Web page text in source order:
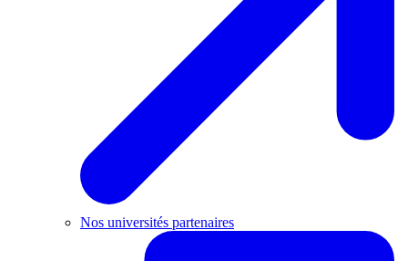
Nos universités partenaires